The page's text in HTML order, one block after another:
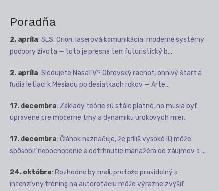
Poradňa
2. apríla: SLS, Orion, laserová komunikácia, moderné systémy
podpory života — toto je presne ten futuristický b...
2. apríla: Sledujete NasaTV? Obrovský rachot, ohnivý štart a
ľudia letiaci k Mesiacu po desiatkach rokov — Arte...
17. decembra: Základy teórie sú stále platné, no musia byť
upravené pre moderné trhy a dynamiku úrokových mier.
17. decembra: Článok naznačuje, že príliš vysoké IQ môže
spôsobiť nepochopenie a odtrhnutie manažéra od záujmov a ...
24. októbra: Rozhodne by mali, pretože pravidelný a
intenzívny tréning na autorotáciu môže výrazne zvýšiť